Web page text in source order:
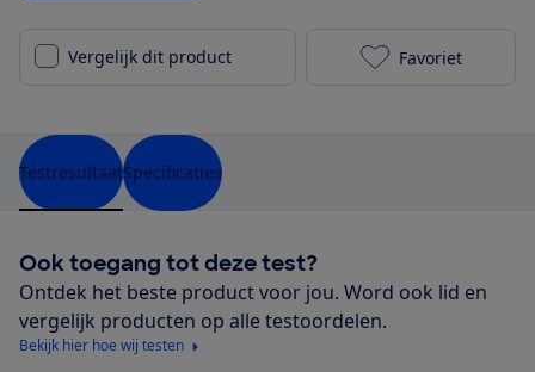
Vergelijk dit product Beko
Favoriet
TestresultaatSpecificaties
Ook toegang tot deze test?
Ontdek het beste product voor jou. Word ook lid en
vergelijk producten op alle testoordelen.
Bekijk hier hoe wij testen